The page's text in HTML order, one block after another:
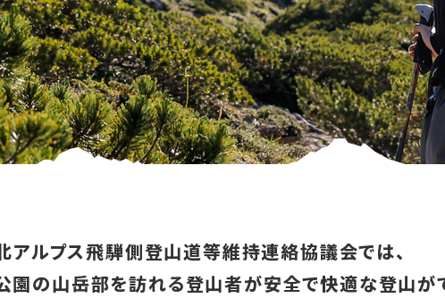
アルプス飛騨側登山道等維持連絡協議会では、
園の山岳部を訪れる登山者が安全で快適な登山が